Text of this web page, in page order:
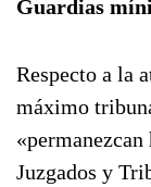
Guardias
Respecto a la
máximo
Juzgados y